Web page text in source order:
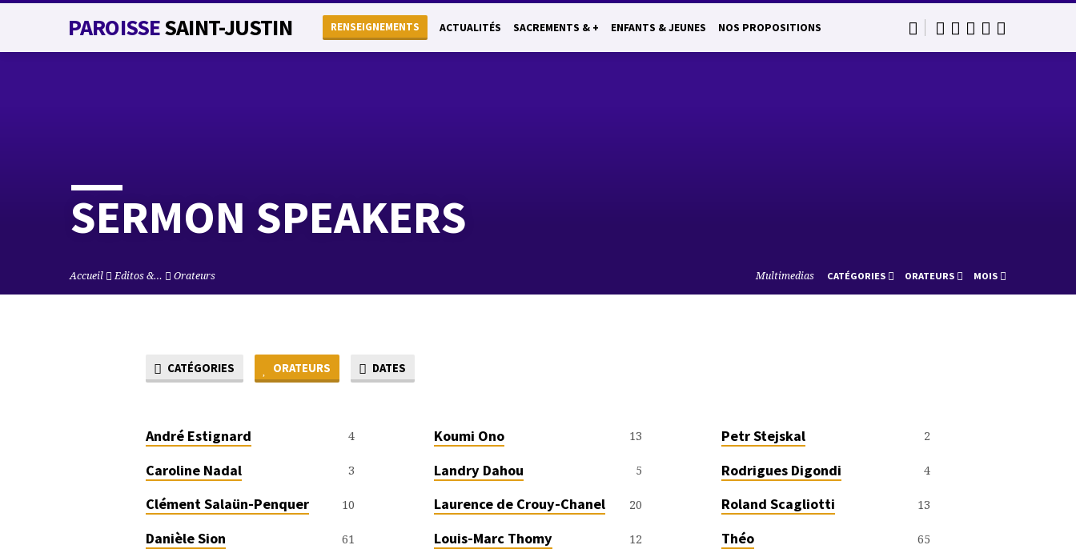
PAROISSESAINT-JUSTIN RENSEIGNEMENTS ACTUALITÉS SACREMENTS & + ENFANTS & JEUNES NOS PROPOSITIONS
SERMON SPEAKERS
Accueil Editos &… Orateurs Multimedias CATÉGORIES ORATEURS MOIS
SPEAKERS
CATÉGORIES ORATEURS DATES
André Estignard 4
Caroline Nadal 3
Clément Salaün-Penquer 10
Danièle Sion 61
Koumi Ono 13
Landry Dahou 5
Laurence de Crouy-Chanel 20
Louis-Marc Thomy 12
Petr Stejskal 2
Rodrigues Digondi 4
Roland Scagliotti 13
Théo 65